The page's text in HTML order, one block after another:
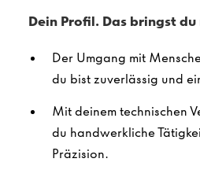
Dein Profil. Das bringst
Der Umgang mit
du bist zuverlässig und
Mit deinem technischen
du handwerkliche
Präzision.